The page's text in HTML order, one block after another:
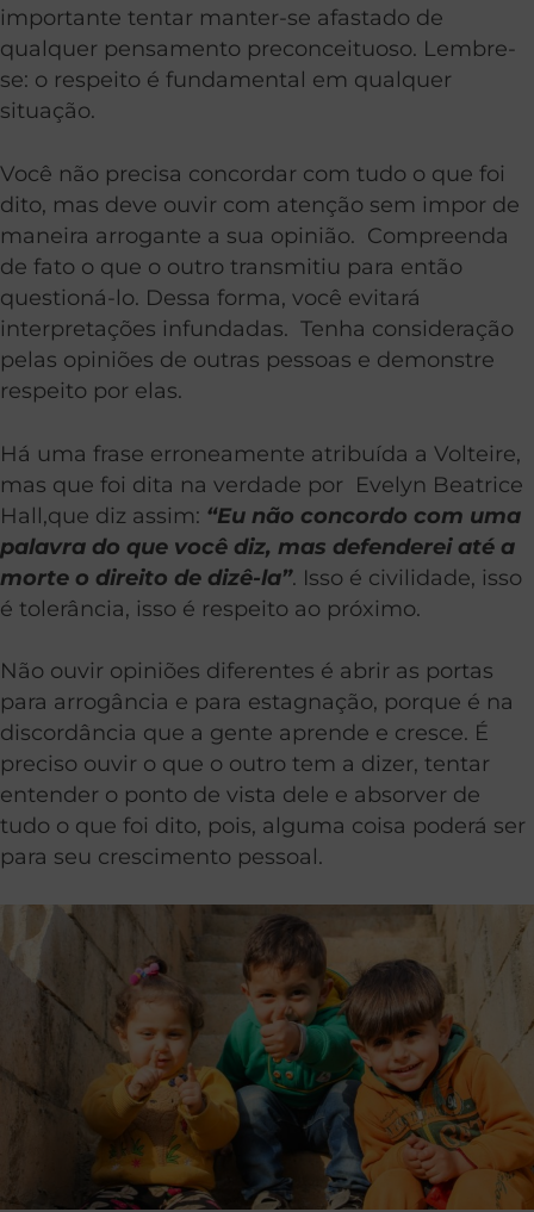
importante tentar manter-se afastado de
qualquer pensamento preconceituoso. Lembre-
se: o respeito é fundamental em qualquer
situação.
Você não precisa concordar com tudo o que foi
dito, mas deve ouvir com atenção sem impor de
maneira arrogante a sua opinião. Compreenda
de fato o que o outro transmitiu para então
questioná-lo. Dessa forma, você evitará
interpretações infundadas. Tenha consideração
pelas opiniões de outras pessoas e demonstre
respeito por elas.
Há uma frase erroneamente atribuída a Volteire,
mas que foi dita na verdade por Evelyn Beatrice
Hall,que diz assim: “Eu não concordo com uma
palavra do que você diz, mas defenderei até a
morte o direito de dizê-la”. Isso é civilidade, isso
é tolerância, isso é respeito ao próximo.
Não ouvir opiniões diferentes é abrir as portas
para arrogância e para estagnação, porque é na
discordância que a gente aprende e cresce. É
preciso ouvir o que o outro tem a dizer, tentar
entender o ponto de vista dele e absorver de
tudo o que foi dito, pois, alguma coisa poderá ser
para seu crescimento pessoal.